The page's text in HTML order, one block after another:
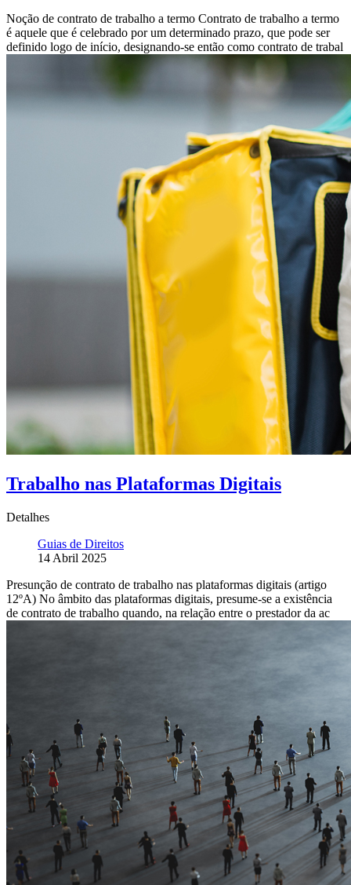
Noção de contrato de trabalho a termo Contrato de trabalho a termo
é aquele que é celebrado por um determinado prazo, que pode ser
definido logo de início, designando-se então como contrato de trabal
Trabalho nas Plataformas Digitais
Detalhes
Guias de Direitos
14 Abril 2025
Presunção de contrato de trabalho nas plataformas digitais (artigo
12ºA) No âmbito das plataformas digitais, presume-se a existência
de contrato de trabalho quando, na relação entre o prestador da ac